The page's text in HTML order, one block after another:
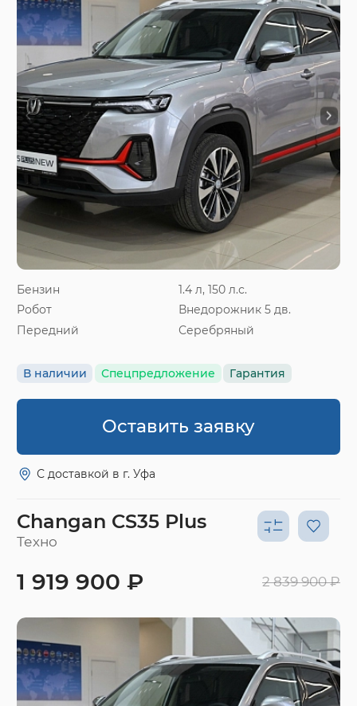
Бензин
1.4 л, 150 л.с.
Робот
Внедорожник 5 дв.
Передний
Серебряный
В наличии Спецпредложение Гарантия
Оставить заявку
С доставкой в г. Уфа
Changan CS35 Plus
Техно
1 919 900 ₽ 2 839 900 ₽